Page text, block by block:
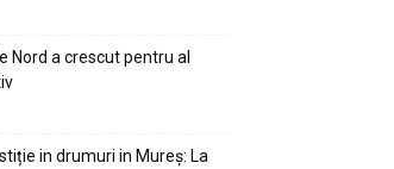
Nord a crescut pentru al
in drumuri in Mureș: La